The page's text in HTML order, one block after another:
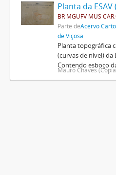
Planta da
BR MGUFV MUS
Parte deAcervo
de Viçosa
Planta topográfica
(curvas de nível) da
Contendo esboço
Mauro Chaves